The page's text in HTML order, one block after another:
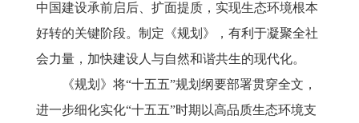
中国建设承前启后、扩面提质，实现生态环境根本
好转的关键阶段。制定《规划》，有利于凝聚全社
会力量，加快建设人与自然和谐共生的现代化。
《规划》将“十五五”规划纲要部署贯穿全文，
进一步细化实化“十五五”时期以高品质生态环境支